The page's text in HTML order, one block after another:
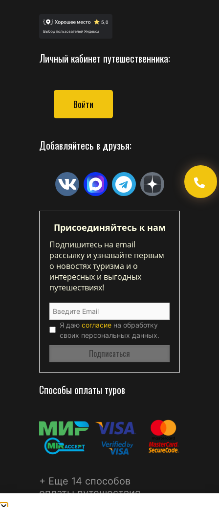
Личный кабинет путешественника:
Войти
Добавляйтесь в друзья:
Присоединяйтесь к нам
Подпишитесь на email
рассылку и узнавайте первым
о новостях туризма и о
интересных и выгодных
путешествиях!
Я даю согласие на обработку
своих персональных данных.
Способы оплаты туров
+ Еще 14 способов
оплаты путешествия